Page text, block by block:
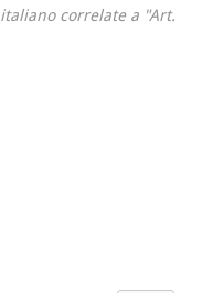
correlate a "Art.